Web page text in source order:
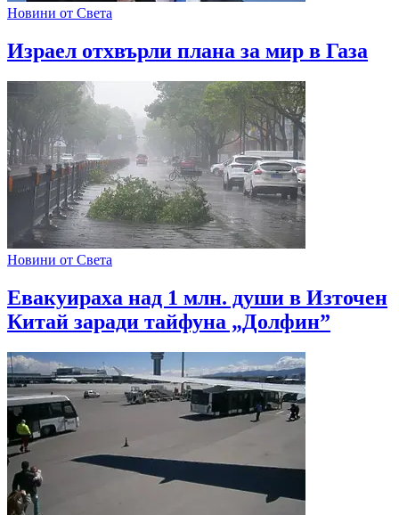
Новини от Света
Израел отхвърли плана за мир в Газа
Новини от Света
Евакуираха над 1 млн. души в Източен
Китай заради тайфуна „Долфин”